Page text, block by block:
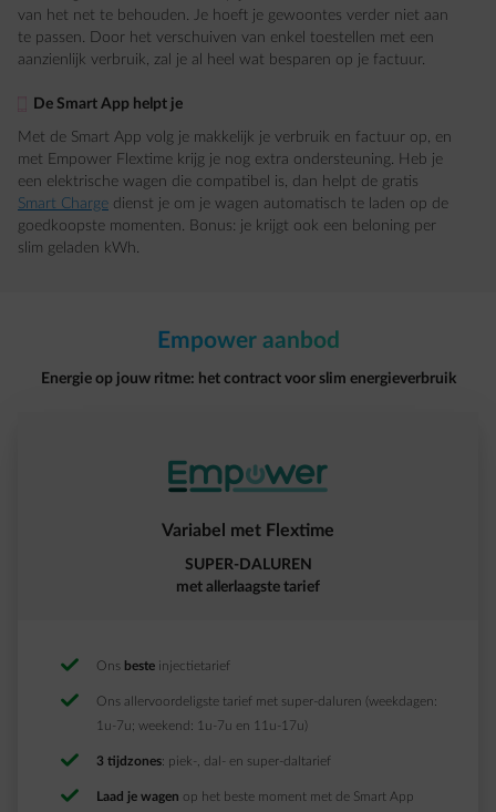
van het net te behouden. Je hoeft je gewoontes verder niet aan
te passen. Door het verschuiven van enkel toestellen met een
aanzienlijk verbruik, zal je al heel wat besparen op je factuur.
De Smart App helpt je
Met de Smart App volg je makkelijk je verbruik en factuur op, en
met Empower Flextime krijg je nog extra ondersteuning. Heb je
een elektrische wagen die compatibel is, dan helpt de gratis
Smart Charge dienst je om je wagen automatisch te laden op de
goedkoopste momenten. Bonus: je krijgt ook een beloning per
slim geladen kWh.
Empower aanbod​
Energie op jouw ritme: het contract voor slim energieverbruik​
Variabel met Flextime​
SUPER-DALUREN
met allerlaagste tarief​
Ons beste injectietarief ​
Ons allervoordeligste tarief met super-daluren (weekdagen:
1u-7u; weekend: 1u-7u en 11u-17u)
3 tijdzones: piek-, dal- en super-daltarief​
Laad je wagen op het beste moment met de Smart App​